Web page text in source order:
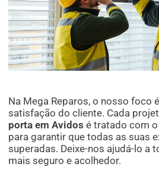
Na Mega Reparos, o nosso foco
satisfação do cliente. Cada
porta em Avidos é tratado com
para garantir que todas as suas
superadas. Deixe-nos ajudá-lo a
mais seguro e acolhedor.